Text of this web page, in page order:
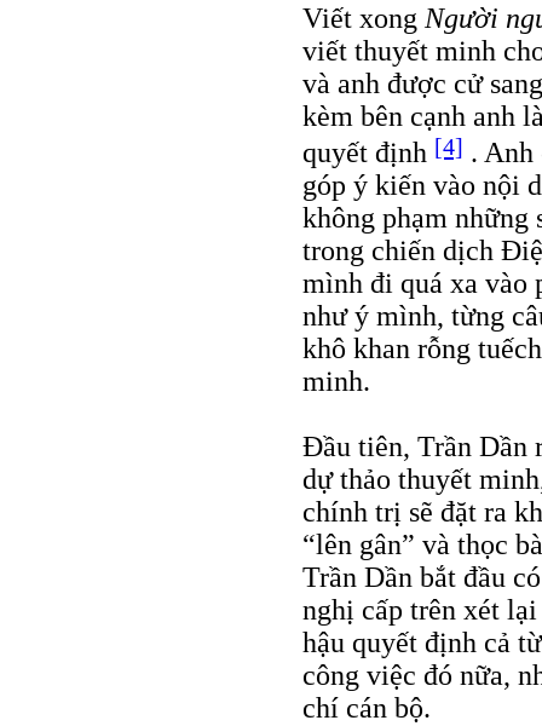
Viết xong Người
viết thuyết minh
và anh được cử
kèm bên cạnh anh
quyết định [4] . Anh
góp ý kiến vào nội
không phạm những
trong chiến dịch
mình đi quá xa vào
như ý mình, từng
khô khan rỗng
minh.
Đầu tiên, Trần Dần
dự thảo thuyết
chính trị sẽ đặt ra
“lên gân” và thọc
Trần Dần bắt đầu
nghị cấp trên xét
hậu quyết định cả
công việc đó nữa,
chí cán bộ.